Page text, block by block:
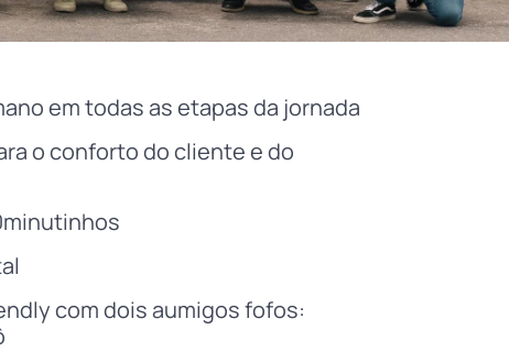
em todas as etapas da jornada
o conforto do cliente e do
com dois aumigos fofos: